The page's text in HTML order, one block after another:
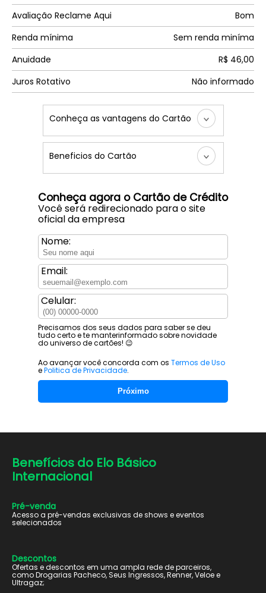
Avaliação Reclame Aqui
Bom
Renda mínima
Sem renda miníma
Anuidade
R$ 46,00
Juros Rotativo
Não informado
Conheça as vantagens do Cartão
Beneficios do Cartão
Conheça agora o Cartão de Crédito
Você será redirecionado para o site
oficial da empresa
Nome:
Email:
Celular:
Precisamos dos seus dados para saber se deu
tudo certo e te manterinformado sobre novidade
do universo de cartões! 😉
Ao avançar você concorda com os Termos de Uso
ePolitica de Privacidade.
Próximo
Benefícios do Elo Básico
Internacional
Pré-venda
Acesso a pré-vendas exclusivas de shows e eventos
selecionados
Descontos
Ofertas e descontos em uma ampla rede de parceiros,
como Drogarias Pacheco, Seus Ingressos, Renner, Veloe e
Ultragaz;